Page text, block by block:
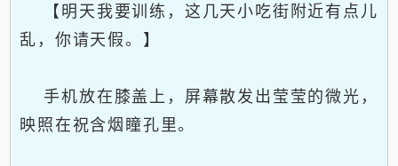
【明天我要训练，这几天小吃街附近有点儿
乱，你请天假。】
手机放在膝盖上，屏幕散发出莹莹的微光，
映照在祝含烟瞳孔里。